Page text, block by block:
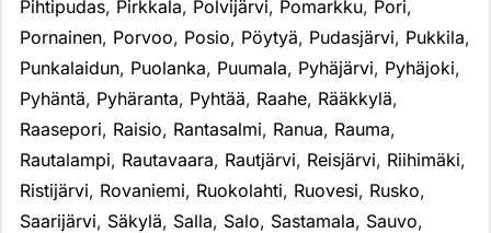
Pihtipudas, Pirkkala, Polvijärvi, Pomarkku, Pori,
Pornainen, Porvoo, Posio, Pöytyä, Pudasjärvi, Pukkila,
Punkalaidun, Puolanka, Puumala, Pyhäjärvi, Pyhäjoki,
Pyhäntä, Pyhäranta, Pyhtää, Raahe, Rääkkylä,
Raasepori, Raisio, Rantasalmi, Ranua, Rauma,
Rautalampi, Rautavaara, Rautjärvi, Reisjärvi, Riihimäki,
Ristijärvi, Rovaniemi, Ruokolahti, Ruovesi, Rusko,
Saarijärvi, Säkylä, Salla, Salo, Sastamala, Sauvo,